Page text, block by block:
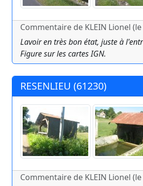
Commentaire de KLEIN Lionel
Lavoir en très bon état, juste à
Figure sur les cartes IGN.
RESENLIEU (61230)
Commentaire de KLEIN Lionel